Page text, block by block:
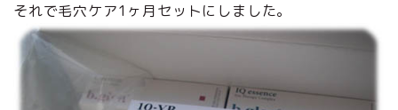
それで毛穴ケア1ヶ月セットにしました。